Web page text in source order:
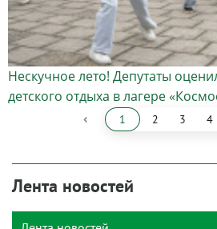
Нескучное лето! Депутаты
детского отдыха в лагере
‹ 1 2 3 4
Лента новостей